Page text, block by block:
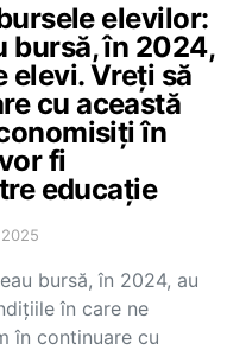
elevilor:
bursă, în 2024,
elevi. Vreți să
cu această
în
fi
educație
bursă, în 2024, au
în care ne
în continuare cu